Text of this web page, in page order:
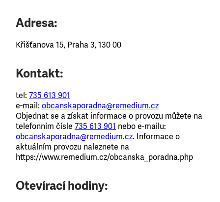
Adresa:
Křišťanova 15, Praha 3, 130 00
Kontakt:
tel: 735 613 901
e-mail: obcanskaporadna@remedium.cz
Objednat se a získat informace o provozu můžete na
telefonním čísle 735 613 901 nebo e-mailu:
obcanskaporadna@remedium.cz. Informace o
aktuálním provozu naleznete na
https://www.remedium.cz/obcanska_poradna.php
Otevírací hodiny: